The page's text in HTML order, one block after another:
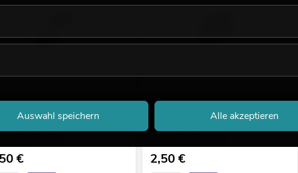
€
EUROLITE LED Strip Verbinder 2Pin 8mm
2,50€
Auswahl speichern Alle akzeptieren